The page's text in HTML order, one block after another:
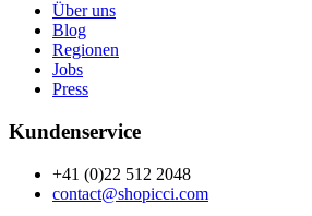
Über uns
Blog
Regionen
Jobs
Press
Kundenservice
+41 (0)22 512 2048
contact@shopicci.com